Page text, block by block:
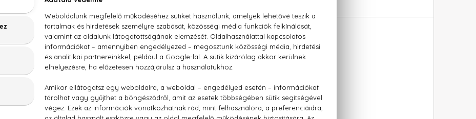
LEÍRÁS ÉRTÉKELÉSEK (0)
Armani Acqua di Giò Profondo Utántölthető Eau De Parfum